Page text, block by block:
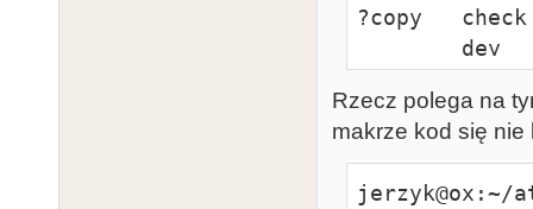
?copy   check
        rts
        end
Rzecz polega na
makrze kod się nie